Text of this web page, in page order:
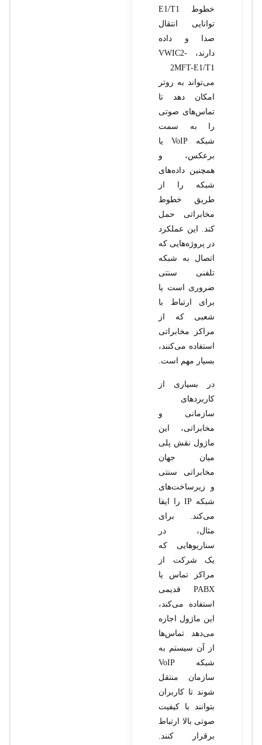
خطوط E1/T1
توانایی انتقال
صدا و داده
دارند، VWIC2-
2MFT-E1/T1
می‌تواند به روتر
امکان دهد تا
تماس‌های صوتی
را به سمت
شبکه VoIP یا
برعکس، و
همچنین داده‌های
شبکه را از
طریق خطوط
مخابراتی حمل
کند. این عملکرد
در پروژه‌هایی که
اتصال به شبکه
تلفنی سنتی
ضروری است یا
برای ارتباط با
شعبی که از
مراکز مخابراتی
استفاده می‌کنند،
بسیار مهم است.
در بسیاری از
کاربردهای
سازمانی و
مخابراتی، این
ماژول نقش پلی
میان جهان
مخابراتی سنتی
و زیرساخت‌های
شبکه IP را ایفا
می‌کند. برای
مثال، در
سناریوهایی که
یک شرکت از
مراکز تماس یا
PABX قدیمی
استفاده می‌کند،
این ماژول اجازه
می‌دهد تماس‌ها
از آن سیستم به
شبکه VoIP
سازمان منتقل
شوند تا کاربران
بتوانند با کیفیت
صوتی بالا ارتباط
برقرار کنند.